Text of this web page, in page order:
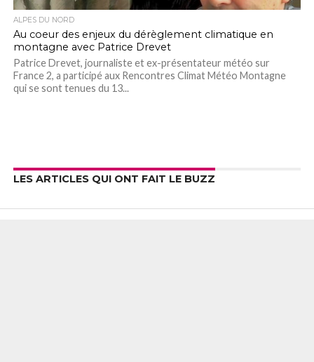
ALPES DU NORD
Au coeur des enjeux du dérèglement climatique en
montagne avec Patrice Drevet
Patrice Drevet, journaliste et ex-présentateur météo sur
France 2, a participé aux Rencontres Climat Météo Montagne
qui se sont tenues du 13...
LES ARTICLES QUI ONT FAIT LE BUZZ